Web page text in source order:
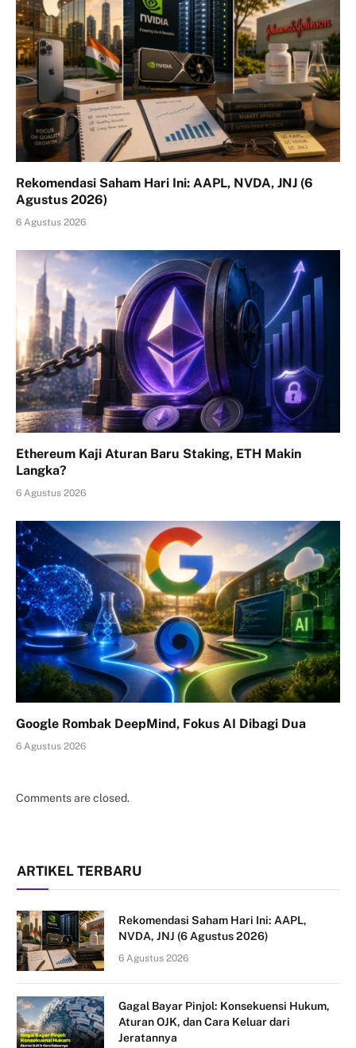
Rekomendasi Saham Hari Ini: AAPL, NVDA, JNJ (6
Agustus 2026)
6 Agustus 2026
Ethereum Kaji Aturan Baru Staking, ETH Makin
Langka?
6 Agustus 2026
Google Rombak DeepMind, Fokus AI Dibagi Dua
6 Agustus 2026
Comments are closed.
ARTIKEL TERBARU
Rekomendasi Saham Hari Ini: AAPL,
NVDA, JNJ (6 Agustus 2026)
6 Agustus 2026
Gagal Bayar Pinjol: Konsekuensi Hukum,
Aturan OJK, dan Cara Keluar dari
Jeratannya